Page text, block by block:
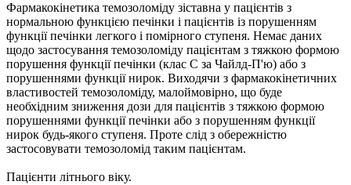
Фармакокінетика темозоломіду зіставна у пацієнтів з
нормальною функцією печінки і пацієнтів із порушенням
функції печінки легкого і помірного ступеня. Немає даних
щодо застосування темозоломіду пацієнтам з тяжкою формою
порушення функції печінки (клас С за Чайлд-П'ю) або з
порушеннями функції нирок. Виходячи з фармакокінетичних
властивостей темозоломіду, малоймовірно, що буде
необхідним зниження дози для пацієнтів з тяжкою формою
порушеннями функції печінки або з порушенням функції
нирок будь-якого ступеня. Проте слід з обережністю
застосовувати темозоломід таким пацієнтам.
Пацієнти літнього віку.